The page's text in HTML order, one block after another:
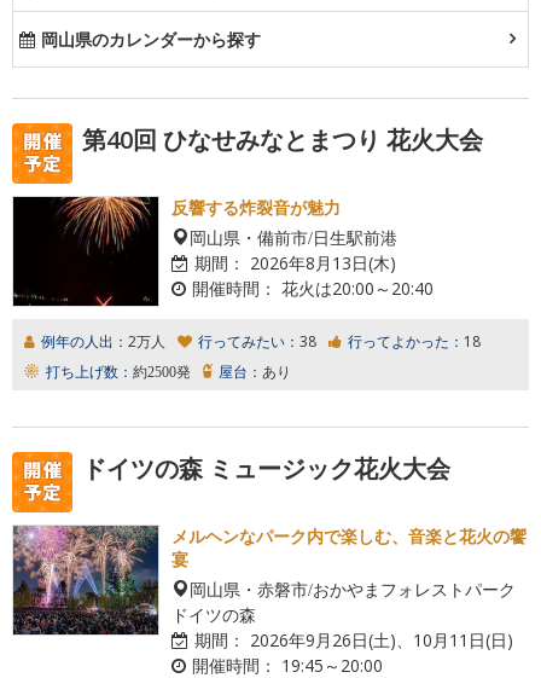
岡山県のカレンダーから探す
第40回 ひなせみなとまつり 花火大会
反響する炸裂音が魅力
岡山県・備前市/日生駅前港
期間： 2026年8月13日(木)
開催時間： 花火は20:00～20:40
例年の人出： 2万人 行ってみたい： 38 行ってよかった： 18
打ち上げ数： 約2500発 屋台： あり
ドイツの森 ミュージック花火大会
メルヘンなパーク内で楽しむ、音楽と花火の饗
宴
岡山県・赤磐市/おかやまフォレストパーク
ドイツの森
期間： 2026年9月26日(土)、10月11日(日)
開催時間： 19:45～20:00